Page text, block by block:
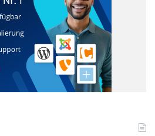
ist Teil des globalen
Santander
den Banco Santander seit
weltweit über 1.100
aufgebaut hat. Mit